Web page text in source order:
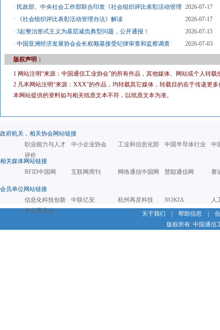
· 民政部、中央社会工作部联合印发《社会组织评比表彰活动管理
2026-07-17
·
《社会组织评比表彰活动管理办法》解读
2026-07-17
·3起整治形式主义为基层减负典型问题，公开通报！
2026-07-15
·中国亚洲经济发展协会会长权顺基接受纪律审查和监察调查 2026-07-03
版权声明：
1 网站注明“来源：中国通信工业协会”的所有作品，其他媒体、网站或个人转
2 凡本网站注明“来源：XXX”的作品，均转载其它媒体，转载目的在于传递更
本网站提供的资料如与相关纸质文本不符，以纸质文本为准。
政府机关，相关协会网站链接
职业能力与人才
评价
中小企业协会 工业和信息化部 中国半导体行业 中
相关媒体网站链接
RFID中国网
互联网周刊 网络通信中国网 慧聪通信网 赛
会员单位网站链接
信息化科技创新
专业委员会
中联亿安 杭州再灵科技 NOKIA
人
关于我们
帮助信息
版权所有: 中国通信